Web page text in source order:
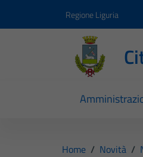
Regione Liguria
Home / Novità /